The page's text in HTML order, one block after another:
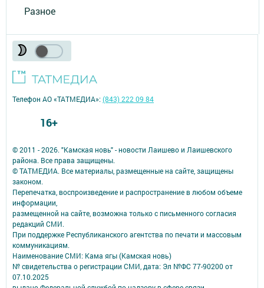
Разное
© 2011 - 2026. "Камская новь" - новости Лаишево и Лаишевского
района. Все права защищены.
© ТАТМЕДИА. Все материалы, размещенные на сайте, защищены
законом.
Перепечатка, воспроизведение и распространение в любом объеме
информации,
размещенной на сайте, возможна только с письменного согласия
редакций СМИ.
При поддержке Республиканского агентства по печати и массовым
коммуникациям.
Наименование СМИ: Кама ягы (Камская новь)
№ свидетельства о регистрации СМИ, дата: Эл №ФC 77-90200 от
07.10.2025
Телефон АО «ТАТМЕДИА»:(843) 222 09 84
16+